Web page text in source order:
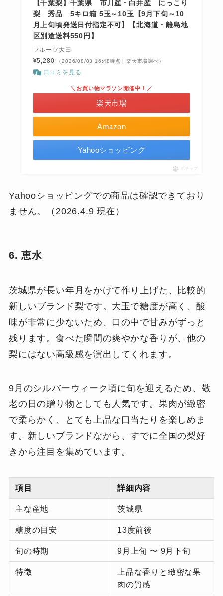
【千葉梨】千葉県 市川産・白井産 にっこり
梨 秀品 5キロ箱 5玉～10玉【9月下旬～10
月上旬頃発送日付指定不可】【北海道・離島地
区別途送料550円】
フルーツ大田
¥5,280
（2026/08/03 16:48時点 | 楽天市場調べ）
口コミを見る
Amazon
＼お買い物マラソン開催中！／
楽天市場
Yahooショッピング
ポチップ
Yahooショッピングでの商品は確認できており
ません。（2026.4.9 現在）
6. 恵水
茨城県が長い年月をかけて作り上げた、比較的
新しいブランド梨です。大玉で糖度が高く、酸
味が非常に少ないため、口の中で甘みがずっと
残ります。食べた瞬間の爽やかな香りが、他の
梨にはない高級感を演出してくれます。
9月のシルバーウィーク頃に旬を迎えるため、敬
老の日の贈り物としても人気です。果肉が緻密
で柔らかく、とても上品な口当たりを楽しめま
す。新しいブランドながら、すでに全国の梨好
きから注目を集めています。
項目 詳細内容
主な産地 茨城県
糖度の目安 13度前後
旬の時期 9月上旬 〜 9月下旬
特徴
上品な香りと緻密な果
肉の質感